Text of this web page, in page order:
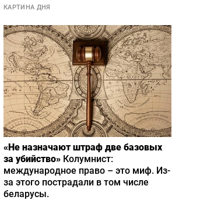
КАРТИНА ДНЯ
«Не назначают штраф две базовых
за убийство» Колумнист:
международное право – это миф. Из-
за этого пострадали в том числе
беларусы.